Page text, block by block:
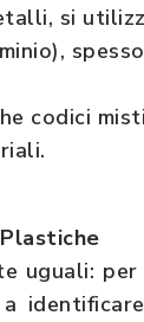
si
codici
uguali: